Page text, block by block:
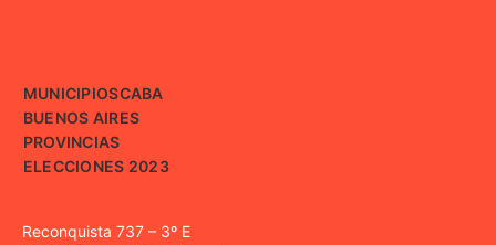
MUNICIPIOSCABA
BUENOS AIRES
PROVINCIAS
ELECCIONES 2023
Reconquista 737 – 3º E